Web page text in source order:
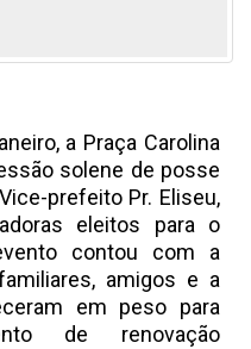
a Praça Carolina
solene de posse
prefeito Pr. Eliseu,
eleitos para o
contou com a
amigos e a
em peso para
de renovação